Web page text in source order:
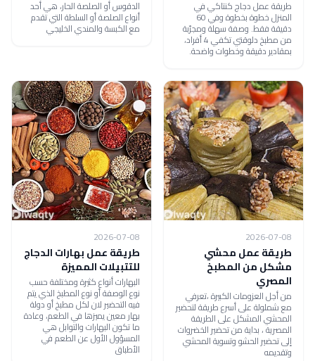
طريقة عمل دجاج كنتاكي في
المنزل خطوة بخطوة وفي 60
دقيقة فقط. وصفة سهلة ومجرّبة
من مطبخ دلوقتي تكفي 4 أفراد،
بمقادير دقيقة وخطوات واضحة.
الدقوس أو الصلصة الحار، هي أحد
أنواع الصلصة أو السلطة التي تقدم
مع الكبسة والمندي الخليجي
2026-07-08
طريقة عمل محشي
مشكل من المطبخ
المصري
من أجل العزومات الكبيرة ،تعرفي
مع شملولة على أسرع طريقة لتحضير
المحشي المشكل على الطريقة
المصرية ، بداية من تحضير الخضروات
إلى تحضير الحشو وتسوية المحشي
وتقديمه
2026-07-08
طريقة عمل بهارات الدجاج
للتتبيلات المميزة
البهارات أنواع كثيرة ومختلفة حسب
نوع الوصفة أو نوع المطبخ الذي يتم
فيه التحضير لان لكل مطبخ أو دولة
بهار معين يميزها في الطعم، وعادة
ما تكون البهارات والتوابل هي
المسؤول الأول عن الطعم في
الأطباق